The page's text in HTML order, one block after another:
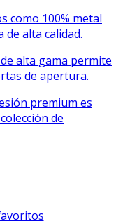
como 100% metal
alta calidad.
alta gama permite
de apertura.
premium es
de